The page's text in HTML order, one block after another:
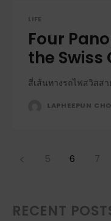
LIFE
Four
the Swiss
สี่เส้นทางรถไฟสวิสส
LAPHEEPUN
5 6 7
RECENT